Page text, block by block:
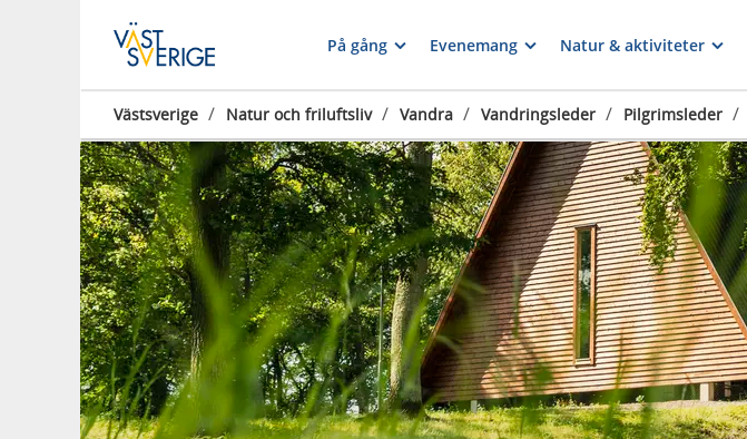
På gång Evenemang Natur & aktiviteter
Västsverige / Natur och friluftsliv / Vandra / Vandringsleder / Pilgrimsleder /